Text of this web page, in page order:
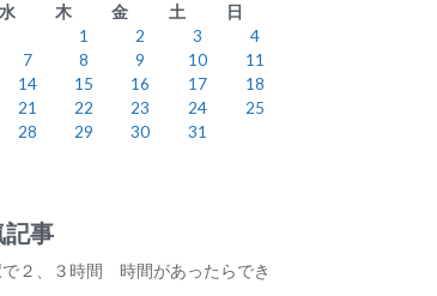
水 木 金 土
日
1
2 3
4
7 8 9 10
11
14 15 16 17
18
21 22 23 24
25
28 29 30
31
記事
で２、３時間 時間があったらでき